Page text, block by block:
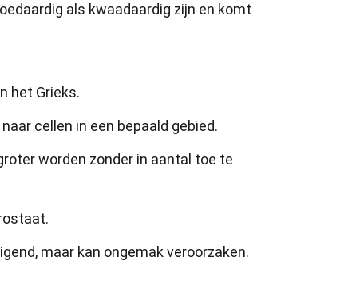
als kwaadaardig zijn en komt
het Grieks.
cellen in een bepaald gebied.
worden zonder in aantal toe te
maar kan ongemak veroorzaken.